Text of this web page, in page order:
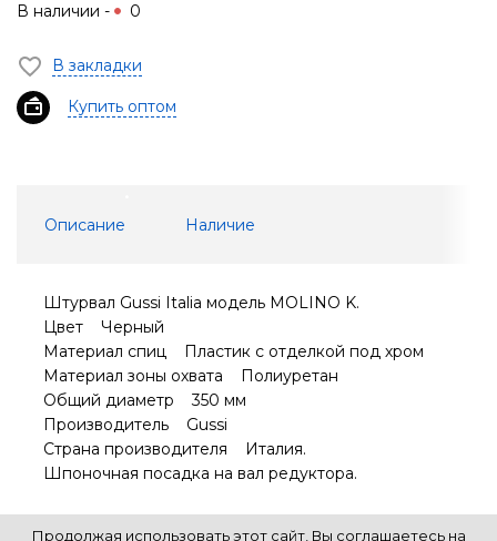
В наличии - 0
В закладки
Купить оптом
Описание Наличие
Штурвал Gussi Italia модель MOLINO K.
Цвет Черный
Материал спиц Пластик с отделкой под хром
Материал зоны охвата Полиуретан
Общий диаметр 350 мм
Производитель Gussi
Страна производителя Италия.
Шпоночная посадка на вал редуктора.
Продолжая использовать этот сайт, Вы соглашаетесь на